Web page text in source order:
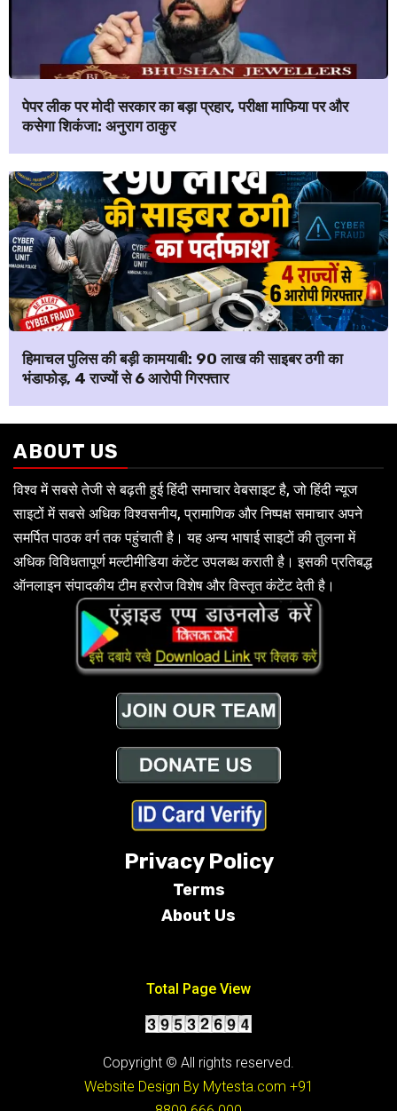
पेपर लीक पर मोदी सरकार का बड़ा प्रहार, परीक्षा माफिया पर और
कसेगा शिकंजा: अनुराग ठाकुर
हिमाचल पुलिस की बड़ी कामयाबी: ₹90 लाख की साइबर ठगी का
भंडाफोड़, 4 राज्यों से 6 आरोपी गिरफ्तार
ABOUT US
विश्व में सबसे तेजी से बढ़ती हुई हिंदी समाचार वेबसाइट है, जो हिंदी न्यूज
साइटों में सबसे अधिक विश्वसनीय, प्रामाणिक और निष्पक्ष समाचार अपने
समर्पित पाठक वर्ग तक पहुंचाती है। यह अन्य भाषाई साइटों की तुलना में
अधिक विविधतापूर्ण मल्टीमीडिया कंटेंट उपलब्ध कराती है। इसकी प्रतिबद्ध
ऑनलाइन संपादकीय टीम हररोज विशेष और विस्तृत कंटेंट देती है।
Privacy Policy
Terms
About Us
Total Page View
Copyright © All rights reserved.
Website Design By Mytesta.com +91